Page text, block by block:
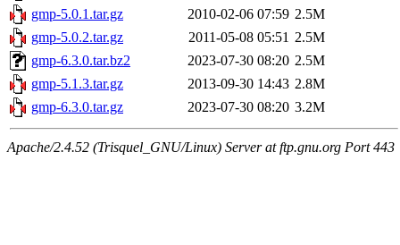
gmp-5.0.1.tar.gz
2010-02-06 07:59 2.5M
gmp-5.0.2.tar.gz
2011-05-08 05:51 2.5M
gmp-6.3.0.tar.bz2
2023-07-30 08:20 2.5M
gmp-5.1.3.tar.gz
2013-09-30 14:43 2.8M
gmp-6.3.0.tar.gz
2023-07-30 08:20 3.2M
Apache/2.4.52 (Trisquel_GNU/Linux) Server at ftp.gnu.org Port 443